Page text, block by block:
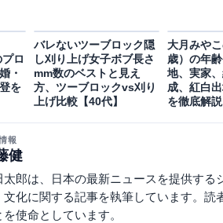
ロ
・
を
バレないツーブロック隠
し刈り上げ女子ボブ長さ
mm数のベストと見え
方、ツーブロックvs刈り
上げ比較【40代】
大月みや
歳）の年
地、実家
成、紅白
を徹底解
報
健
太郎は、日本の最新ニュースを提供す
文化に関する記事を執筆しています。読
を使命としています。